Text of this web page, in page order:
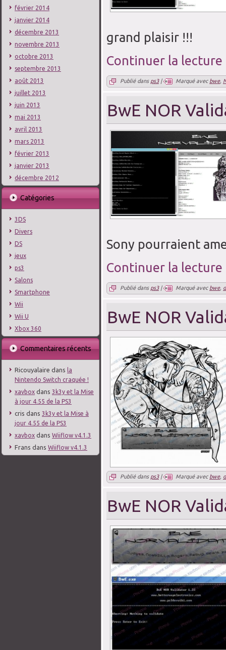
février 2014
janvier 2014
décembre 2013
novembre 2013
octobre 2013
septembre 2013
août 2013
juillet 2013
juin 2013
mai 2013
avril 2013
mars 2013
février 2013
janvier 2013
décembre 2012
Catégories
3DS
Divers
DS
jeux
ps3
Salons
Smartphone
Wii
Wii U
Xbox 360
Commentaires récents
Ricouyalaire dans la
Nintendo Switch craquée !
xavbox dans 3k3y et la Mise
à jour 4.55 de la PS3
cris dans 3k3y et la Mise à
jour 4.55 de la PS3
xavbox dans Wiiflow v4.1.3
Frans dans Wiiflow v4.1.3
grand plaisir !!!
Continuer la lecture
Publié dans ps3| Marqué avec bwe,
BwE NOR
Sony pourraient
Continuer la lecture
Publié dans ps3| Marqué avec bwe,
BwE NOR
Publié dans ps3| Marqué avec bwe,
BwE NOR